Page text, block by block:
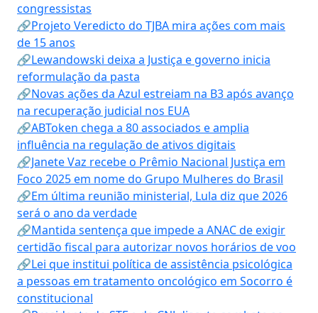
congressistas
🔗Projeto Veredicto do TJBA mira ações com mais
de 15 anos
🔗Lewandowski deixa a Justiça e governo inicia
reformulação da pasta
🔗Novas ações da Azul estreiam na B3 após avanço
na recuperação judicial nos EUA
🔗ABToken chega a 80 associados e amplia
influência na regulação de ativos digitais
🔗Janete Vaz recebe o Prêmio Nacional Justiça em
Foco 2025 em nome do Grupo Mulheres do Brasil
🔗Em última reunião ministerial, Lula diz que 2026
será o ano da verdade
🔗Mantida sentença que impede a ANAC de exigir
certidão fiscal para autorizar novos horários de voo
🔗Lei que institui política de assistência psicológica
a pessoas em tratamento oncológico em Socorro é
constitucional